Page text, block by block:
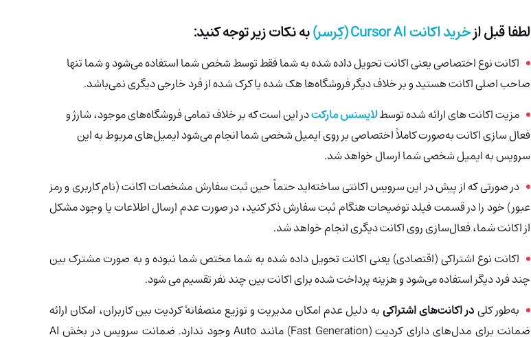
لطفا قبل ازخرید اکانت Cursor AI (کِرسر) به نکات زیر توجه کنید:
اکانت نوع اختصاصی یعنی اکانت تحویل داده شده به شما فقط توسط شخص شما استفاده می‌شود و شما تنها
صاحب اصلی اکانت هستید و بر خلاف دیگر فروشگاه‌ها هک شدهیا کرک شده از فرد خارجی دیگری نمی‌باشد.
مزیت اکانت های ارائه شده توسطلایسنس مارکتدر این است که بر خلاف تمامی فروشگاه‌های موجود، شارژ و
فعال سازی اکانت به‌صورت کاملاً اختصاصی بر روی ایمیل شخصی شما انجام می‌شود ایمیل‌های مربوط به این
سرویس به ایمیل شخصی شما ارسال خواهد شد.
در صورتی که از پیش در این سرویس اکانتی ساخته‌اید حتماً حین ثبت سفارش مشخصات اکانت (نام کاربری و رمز
عبور) خود را در قسمت فیلد توضیحات هنگام ثبت سفارش ذکر کنید، در صورت عدم ارسال اطلاعات یا وجود مشکل
از اکانت شما، فعال‌سازی روی اکانت دیگری انجام خواهد شد.
اکانت نوع اشتراکی (اقتصادی) یعنی اکانت تحویل داده شده به شما مختص شما نبوده و به صورت مشترک بین
چند فرد دیگر استفاده می‌شود و هزینه پرداخت شده برای اکانت بین چند نفر تقسیم می شود.
به‌طور کلیدر اکانت‌های اشتراکیبه دلیل عدم امکان مدیریت و توزیع منصفانهٔ کردیت بین کاربران، امکان ارائه
ضمانت برای مدل‌های دارای کردیت (Fast Generation) مانند Auto وجود ندارد. ضمانت سرویس در بخش AI